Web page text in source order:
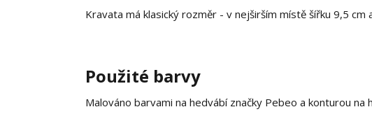
Kravata má klasický rozměr - v nejširším místě šířku 9,5 cm
Použité barvy
Malováno barvami na hedvábí značky Pebeo a konturou